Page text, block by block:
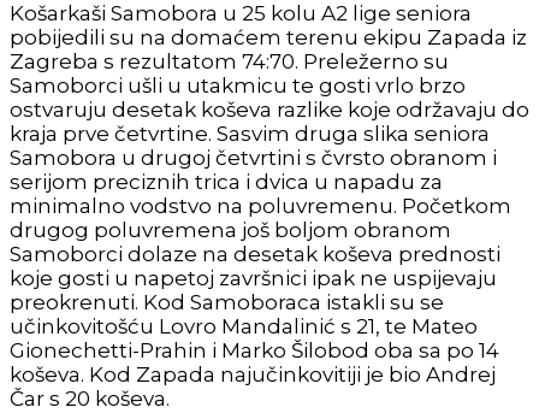
Košarkaši Samobora u 25 kolu A2 lige seniora
pobijedili su na domaćem terenu ekipu Zapada iz
Zagreba s rezultatom 74:70. Preležerno su
Samoborci ušli u utakmicu te gosti vrlo brzo
ostvaruju desetak koševa razlike koje održavaju do
kraja prve četvrtine. Sasvim druga slika seniora
Samobora u drugoj četvrtini s čvrsto obranom i
serijom preciznih trica i dvica u napadu za
minimalno vodstvo na poluvremenu. Početkom
drugog poluvremena još boljom obranom
Samoborci dolaze na desetak koševa prednosti
koje gosti u napetoj završnici ipak ne uspijevaju
preokrenuti. Kod Samoboraca istakli su se
učinkovitošću Lovro Mandalinić s 21, te Mateo
Gionechetti-Prahin i Marko Šilobod oba sa po 14
koševa. Kod Zapada najučinkovitiji je bio Andrej
Čar s 20 koševa.